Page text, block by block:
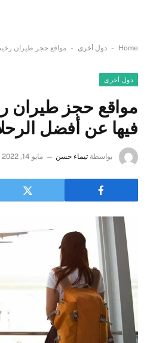
Home
- دول أخرى - مواقع حجز طيران
دول أخرى
مواقع حجز طيران
فيها عن أفضل
بواسطة تيماء حسن مايو 14, 2022